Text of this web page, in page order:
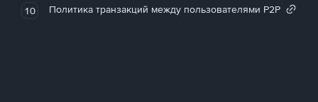
10 Политика транзакций между пользователями P2P